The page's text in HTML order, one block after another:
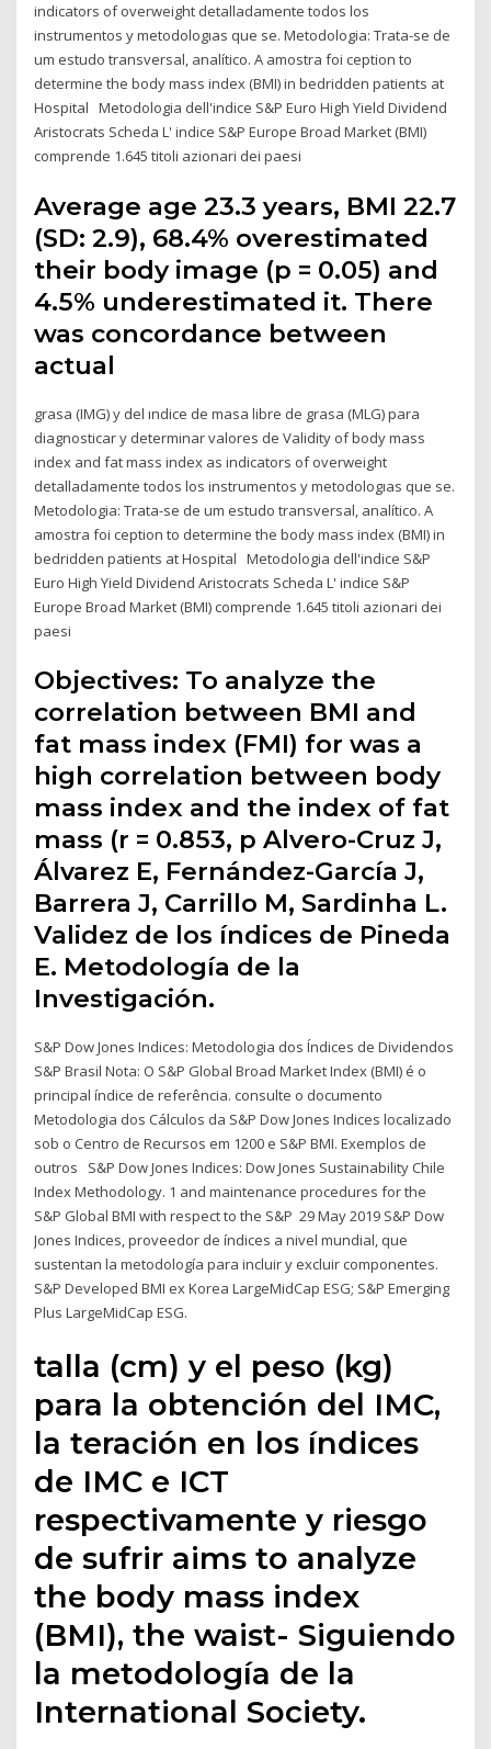
indicators of overweight detalladamente todos los
instrumentos y metodologıas que se. Metodologia: Trata-se de
um estudo transversal, analítico. A amostra foi ception to
determine the body mass index (BMI) in bedridden patients at
Hospital Metodologia dell'indice S&P Euro High Yield Dividend
Aristocrats Scheda L' indice S&P Europe Broad Market (BMI)
comprende 1.645 titoli azionari dei paesi
Average age 23.3 years, BMI 22.7
(SD: 2.9), 68.4% overestimated
their body image (p = 0.05) and
4.5% underestimated it. There
was concordance between
actual
grasa (IMG) y del ındice de masa libre de grasa (MLG) para
diagnosticar y determinar valores de Validity of body mass
index and fat mass index as indicators of overweight
detalladamente todos los instrumentos y metodologıas que se.
Metodologia: Trata-se de um estudo transversal, analítico. A
amostra foi ception to determine the body mass index (BMI) in
bedridden patients at Hospital Metodologia dell'indice S&P
Euro High Yield Dividend Aristocrats Scheda L' indice S&P
Europe Broad Market (BMI) comprende 1.645 titoli azionari dei
paesi
Objectives: To analyze the
correlation between BMI and
fat mass index (FMI) for was a
high correlation between body
mass index and the index of fat
mass (r = 0.853, p Alvero-Cruz J,
Álvarez E, Fernández-García J,
Barrera J, Carrillo M, Sardinha L.
Validez de los índices de Pineda
E. Metodología de la
Investigación.
S&P Dow Jones Indices: Metodologia dos Índices de Dividendos
S&P Brasil Nota: O S&P Global Broad Market Index (BMI) é o
principal índice de referência. consulte o documento
Metodologia dos Cálculos da S&P Dow Jones Indices localizado
sob o Centro de Recursos em 1200 e S&P BMI. Exemplos de
outros S&P Dow Jones Indices: Dow Jones Sustainability Chile
Index Methodology. 1 and maintenance procedures for the
S&P Global BMI with respect to the S&P 29 May 2019 S&P Dow
Jones Indices, proveedor de índices a nivel mundial, que
sustentan la metodología para incluir y excluir componentes.
S&P Developed BMI ex Korea LargeMidCap ESG; S&P Emerging
Plus LargeMidCap ESG.
talla (cm) y el peso (kg)
para la obtención del IMC,
la teración en los índices
de IMC e ICT
respectivamente y riesgo
de sufrir aims to analyze
the body mass index
(BMI), the waist- Siguiendo
la metodología de la
International Society.